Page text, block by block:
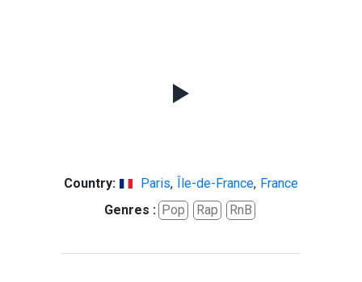
Country: Paris, Île-de-France, France
Genres : Pop Rap RnB